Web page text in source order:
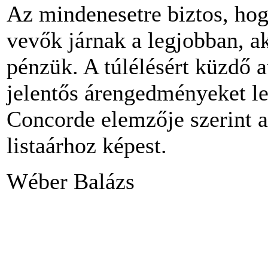
Az mindenesetre biztos,
vevők járnak a legjobban,
pénzük. A túlélésért küzdő
jelentős árengedményeket
Concorde elemzője szerint
listaárhoz képest.
Wéber Balázs